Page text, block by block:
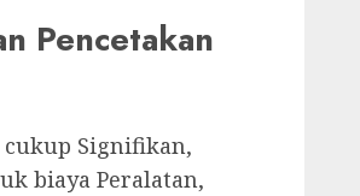
Pencetakan
cukup Signifikan,
biaya Peralatan,